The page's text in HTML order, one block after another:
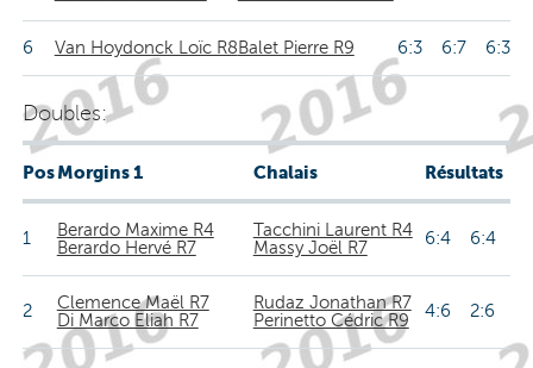
6 Van Hoydonck Loïc R8Balet Pierre R9 6:3 6:7 6:3
Doubles:
PosMorgins 1 Chalais Résultats
1
Berardo Maxime R4
Berardo Hervé R7
Tacchini Laurent R4
Massy Joël R7
6:4 6:4
2
Clemence Maël R7
Di Marco Eliah R7
Rudaz Jonathan R7
Perinetto Cédric R9
4:6 2:6